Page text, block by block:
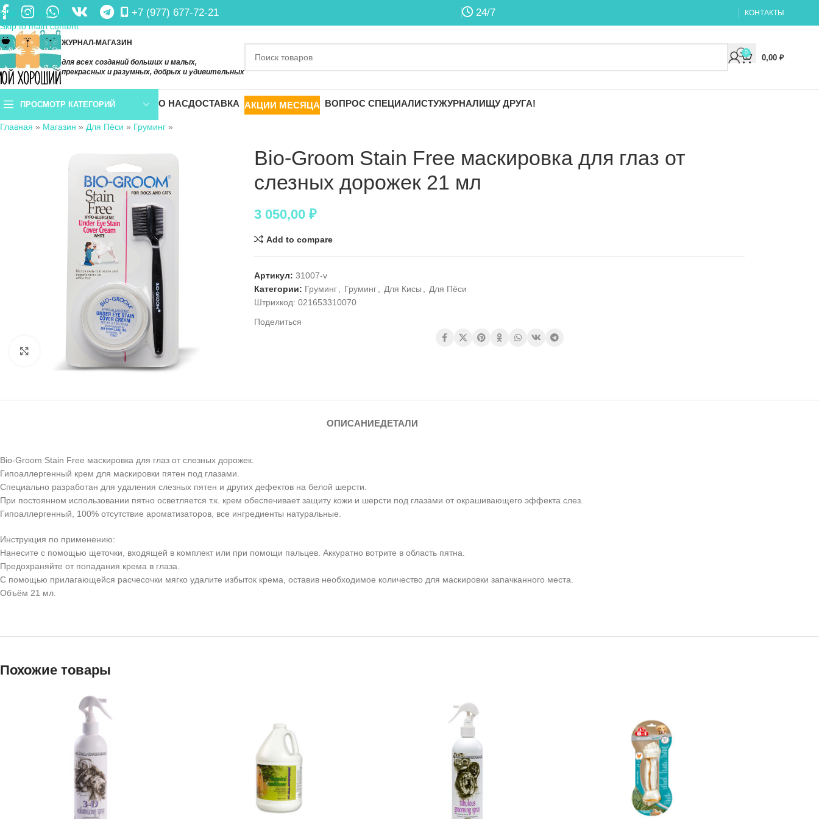
Skip to navigation
Skip to main content
+7 (977) 677-72-21 24/7 КОНТАКТЫ
ЖУРНАЛ-МАГАЗИН
для всех созданий больших и малых,
прекрасных и разумных, добрых и удивительных
0
0,00 ₽
ПРОСМОТР КАТЕГОРИЙ О НАСДОСТАВКА АКЦИИ МЕСЯЦА ВОПРОС СПЕЦИАЛИСТУЖУРНАЛИЩУ ДРУГА!
Главная » Магазин » Для Пёси » Груминг »
Нажмите, чтобы увеличить
Bio-Groom Stain Free маскировка для глаз от
слезных дорожек 21 мл
3 050,00₽
Add to compare
Артикул:31007-v
Категории: Груминг Груминг Для Кисы
Для Пёси
Штрихкод:021653310070
Поделиться
ОПИСАНИЕДЕТАЛИ
Bio-Groom Stain Free маскировка для глаз от слезных дорожек.
Гипоаллергенный крем для маскировки пятен под глазами.
Специально разработан для удаления слезных пятен и других дефектов на белой шерсти.
При постоянном использовании пятно осветляется т.к. крем обеспечивает защиту кожи и шерсти под глазами от окрашивающего эффекта слез.
Гипоаллергенный, 100% отсутствие ароматизаторов, все ингредиенты натуральные.
Инструкция по применению:
Нанесите с помощью щеточки, входящей в комплект или при помощи пальцев. Аккуратно вотрите в область пятна.
Предохраняйте от попадания крема в глаза.
С помощью прилагающейся расчесочки мягко удалите избыток крема, оставив необходимое количество для маскировки запачканного места.
Объём 21 мл.
Похожие товары